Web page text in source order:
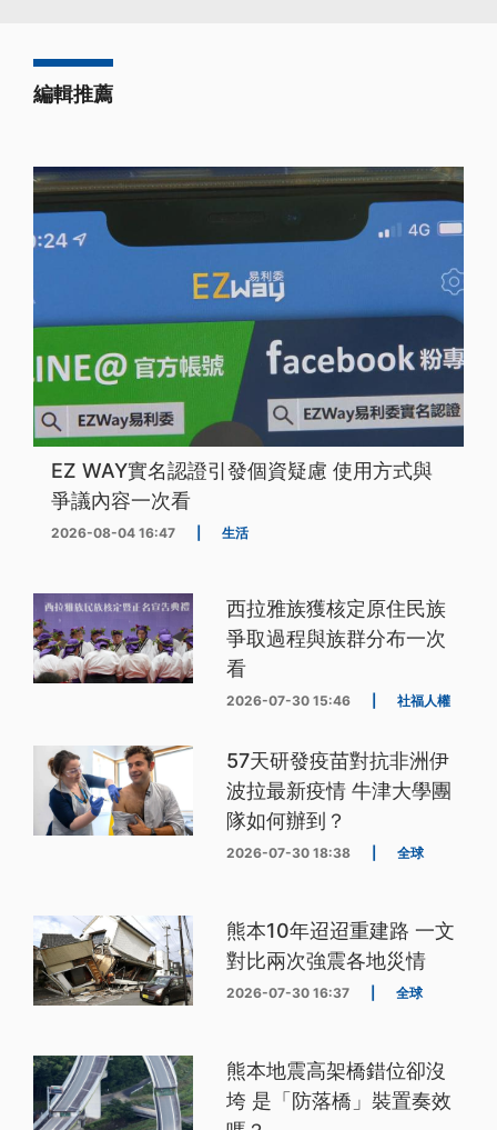
編輯推薦
EZ WAY實名認證引發個資疑慮 使用方式與
爭議內容一次看
2026-08-04 16:47 生活
西拉雅族獲核定原住民族
爭取過程與族群分布一次
看
2026-07-30 15:46 社福人權
57天研發疫苗對抗非洲伊
波拉最新疫情 牛津大學團
隊如何辦到？
2026-07-30 18:38 全球
熊本10年迢迢重建路 一文
對比兩次強震各地災情
2026-07-30 16:37 全球
熊本地震高架橋錯位卻沒
垮 是「防落橋」裝置奏效